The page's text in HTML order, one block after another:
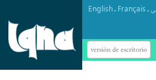
English. Français.
versión de escritorio